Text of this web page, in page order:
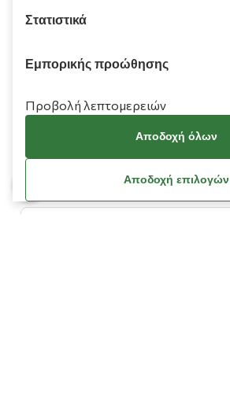
210 9709 100
Χρειάζεστε βοήθεια;
Στατιστικά
Εμπορικής προώθησης
Προβολή λεπτομερειών
Αποδοχή όλων
Αποδοχή επιλογών